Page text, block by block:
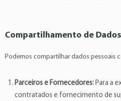
Compartilhamento de Dados
Podemos compartilhar dados pessoais
Parceiros e Fornecedores: Para a
contratados e fornecimento de